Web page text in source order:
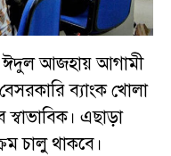
ঈদুল আজহায় আগামী
ব্যাংক খোলা
এছাড়া
চালু থাকবে।